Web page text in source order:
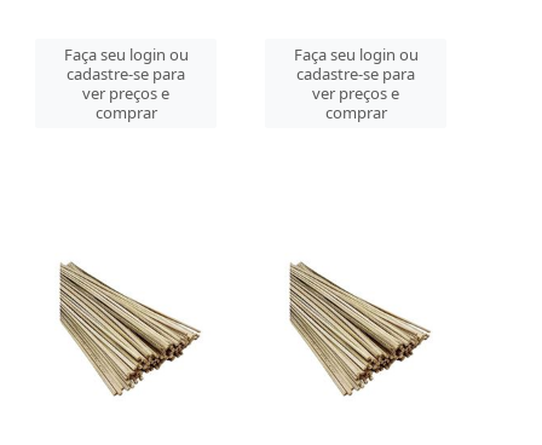
Faça seu login ou
cadastre-se para
ver preços e
comprar
Faça seu login ou
cadastre-se para
ver preços e
comprar